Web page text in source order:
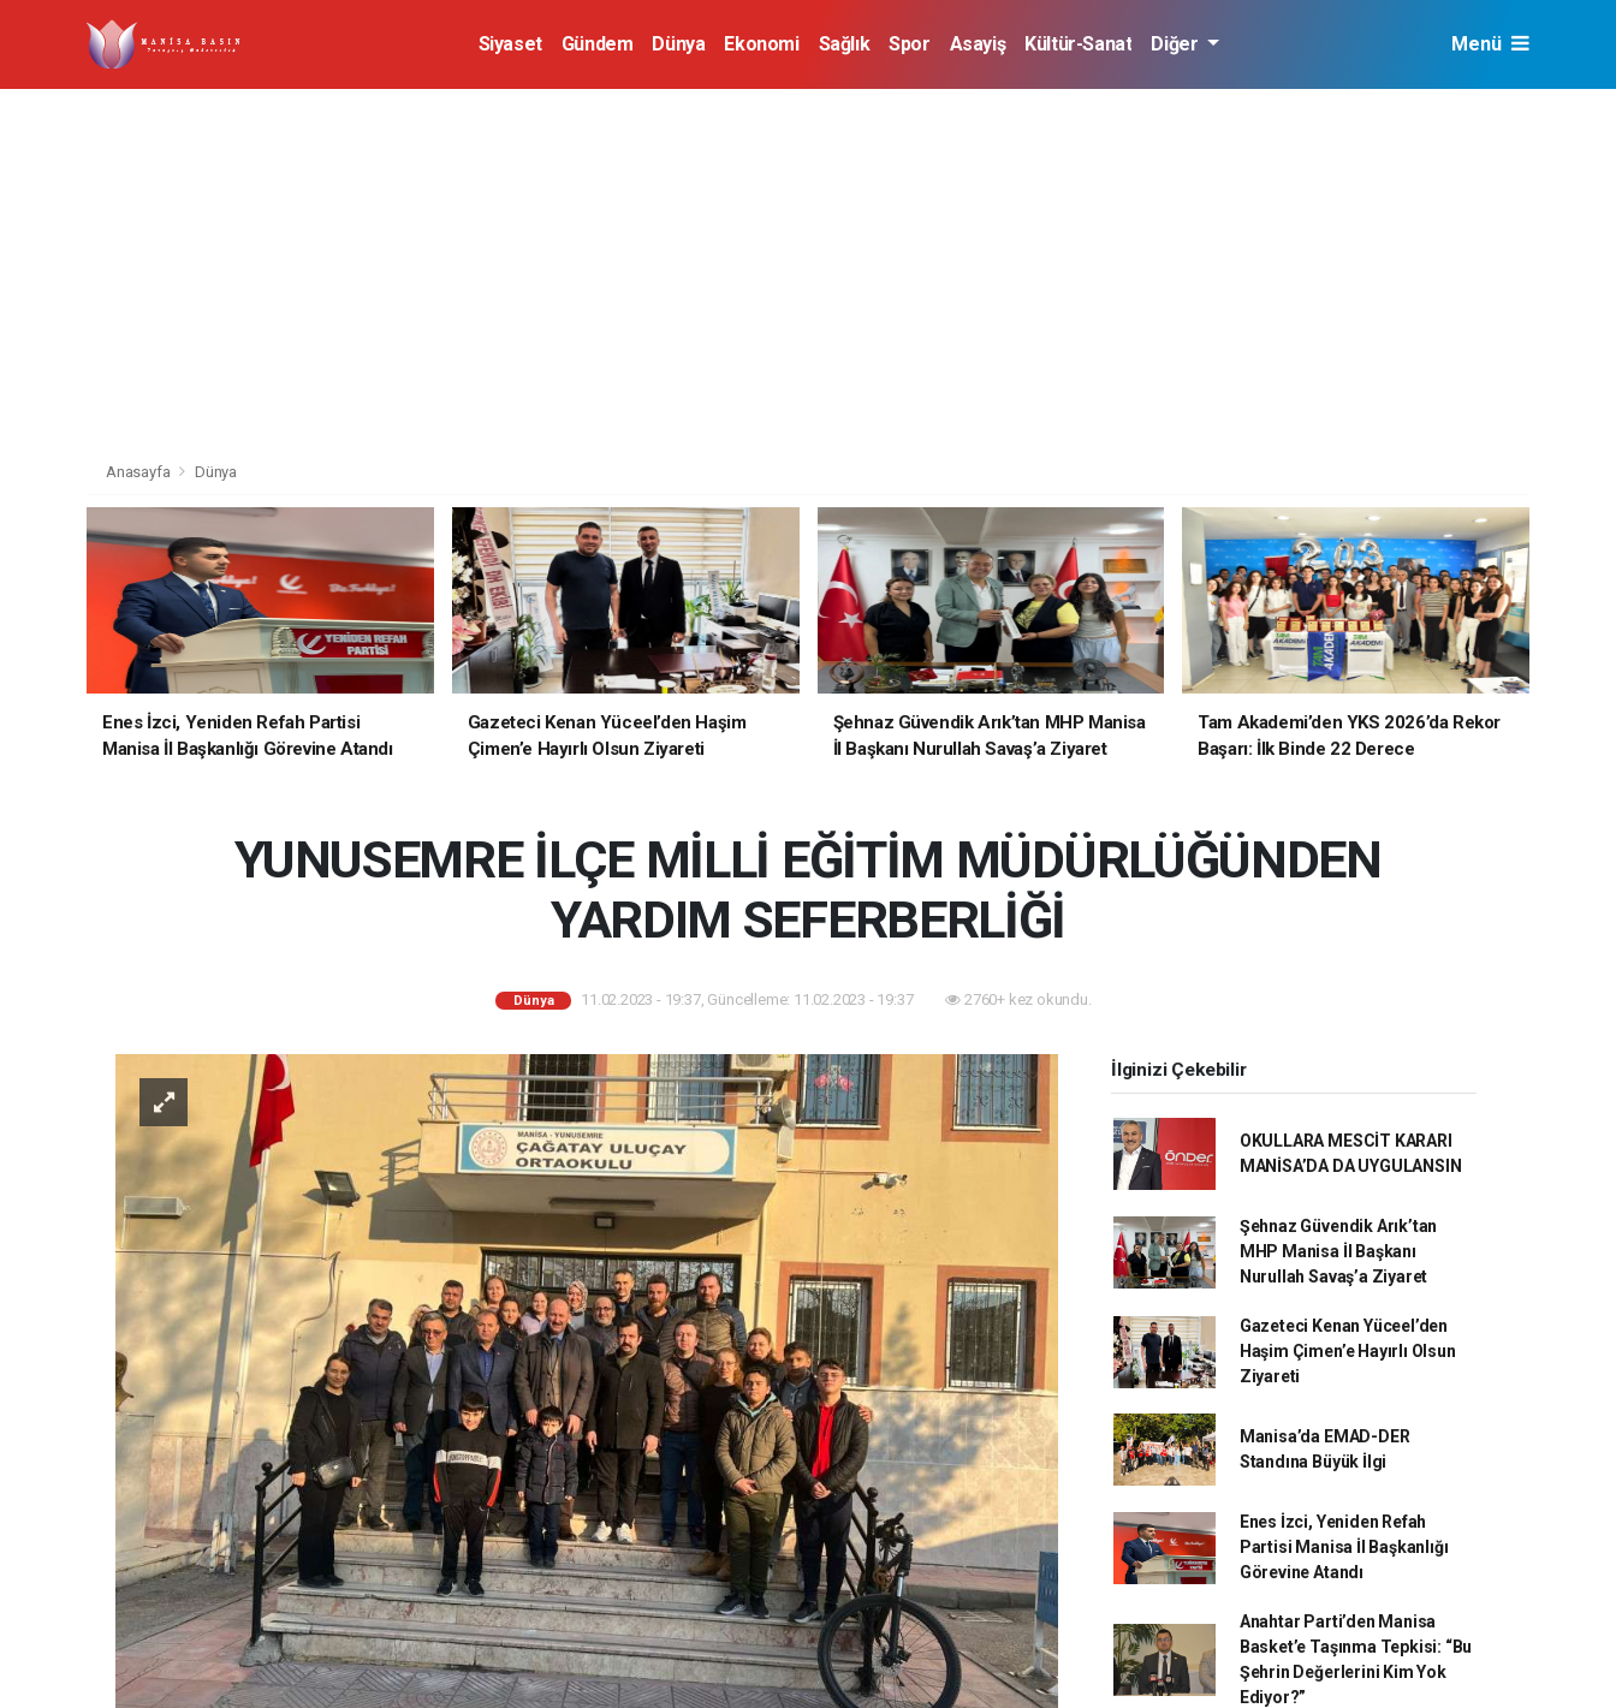
Siyaset Gündem Dünya Ekonomi Sağlık Spor Asayiş Kültür-Sanat Diğer Menü
Anasayfa Dünya
Enes İzci, Yeniden Refah Partisi
Manisa İl Başkanlığı Görevine Atandı
Gazeteci Kenan Yüceel’den Haşim
Çimen’e Hayırlı Olsun Ziyareti
Şehnaz Güvendik Arık’tan MHP Manisa
İl Başkanı Nurullah Savaş’a Ziyaret
Tam Akademi’den YKS 2026’da Rekor
Başarı: İlk Binde 22 Derece
YUNUSEMRE İLÇE MİLLİ EĞİTİM MÜDÜRLÜĞÜNDEN
YARDIM SEFERBERLİĞİ
Dünya 11.02.2023 - 19:37, Güncelleme: 11.02.2023 - 19:37 2760+ kez okundu.
İlginizi Çekebilir
OKULLARA MESCİT KARARI
MANİSA’DA DA UYGULANSIN
Şehnaz Güvendik Arık’tan
MHP Manisa İl Başkanı
Nurullah Savaş’a Ziyaret
Gazeteci Kenan Yüceel’den
Haşim Çimen’e Hayırlı Olsun
Ziyareti
Manisa’da EMAD-DER
Standına Büyük İlgi
Enes İzci, Yeniden Refah
Partisi Manisa İl Başkanlığı
Görevine Atandı
Anahtar Parti’den Manisa
Basket’e Taşınma Tepkisi: “Bu
Şehrin Değerlerini Kim Yok
Ediyor?”